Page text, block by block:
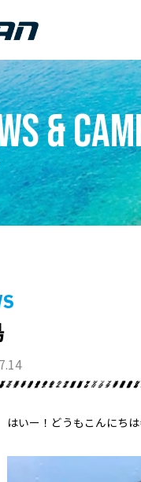
最新情報
&
はいー！どうもこんにち